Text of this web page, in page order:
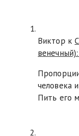
Виктор к
человека
Пить его